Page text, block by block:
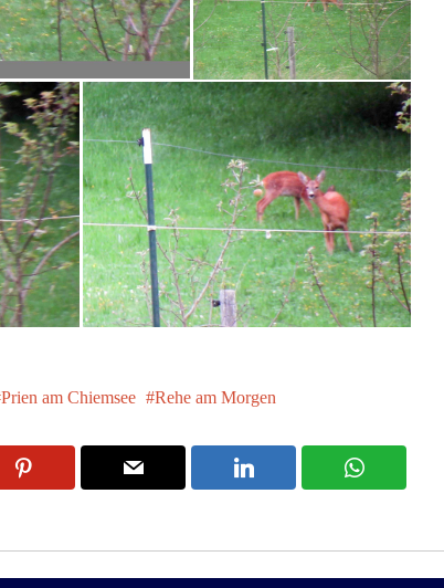
Prien am Chiemsee Rehe am Morgen